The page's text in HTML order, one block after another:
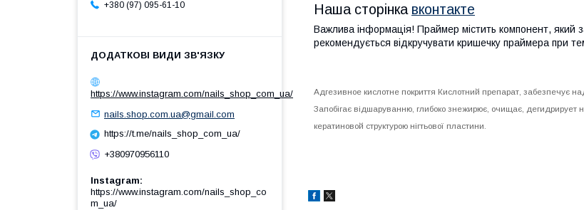
Наша сторінка вконтакте
Важлива інформація! Праймер містить компонент, який
рекомендується відкручувати кришечку праймера при
Адгезивное кислотне покриття Кислотний препарат, забезпечує
Запобігає відшаруванню, глибоко знежирює, очищає, дегидрирует
кератиновой структурою нігтьової пластини.
+380 (97) 095-61-10
https://www.instagram.com/nails_shop_com_ua/
nails.shop.com.ua@gmail.com
https://t.me/nails_shop_com_ua/
+380970956110
Instagram
https://www.instagram.com/nails_shop_co
m_ua/